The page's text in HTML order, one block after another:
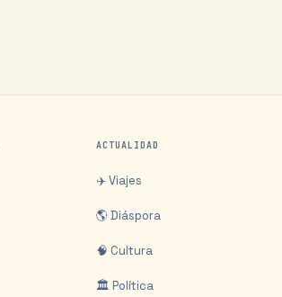
ACTUALIDAD
✈️ Viajes
🌎 Diáspora
🧠 Cultura
🏛️ Política